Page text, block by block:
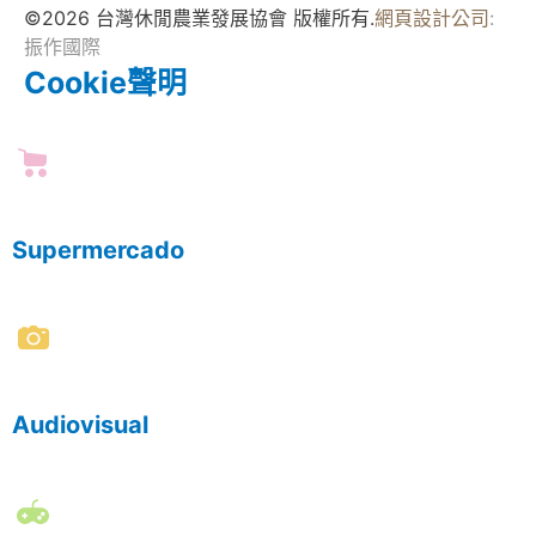
©2026 台灣休閒農業發展協會 版權所有.網頁設計公司:
振作國際
Cookie聲明
Supermercado
Audiovisual